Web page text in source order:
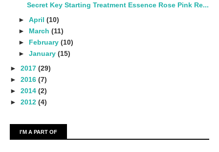
Secret Key Starting Treatment Essence Rose Pink Re...
► April (10)
► March (11)
► February (10)
► January (15)
► 2017 (29)
► 2016 (7)
► 2014 (2)
► 2012 (4)
I'M A PART OF